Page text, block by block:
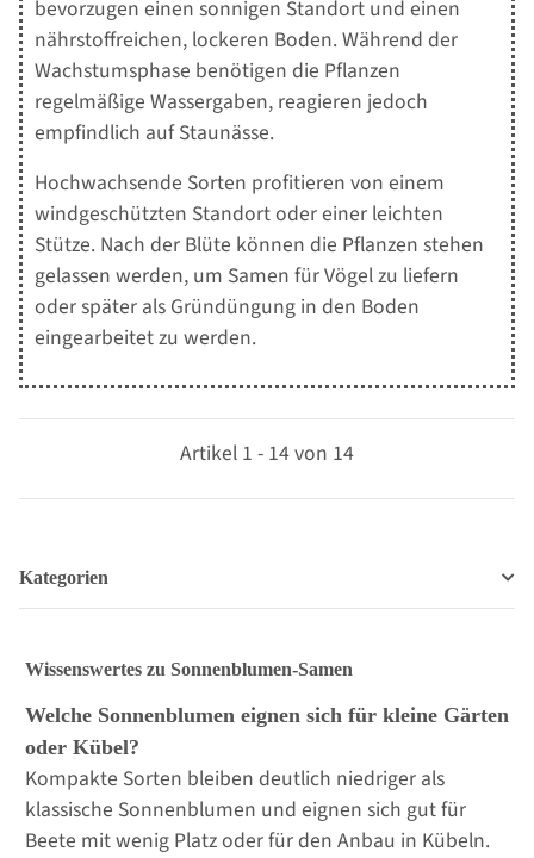
bevorzugen einen sonnigen Standort und einen
nährstoffreichen, lockeren Boden. Während der
Wachstumsphase benötigen die Pflanzen
regelmäßige Wassergaben, reagieren jedoch
empfindlich auf Staunässe.
Hochwachsende Sorten profitieren von einem
windgeschützten Standort oder einer leichten
Stütze. Nach der Blüte können die Pflanzen stehen
gelassen werden, um Samen für Vögel zu liefern
oder später als Gründüngung in den Boden
eingearbeitet zu werden.
Artikel 1 - 14 von 14
Kategorien
Wissenswertes zu Sonnenblumen-Samen
Welche Sonnenblumen eignen sich für kleine Gärten
oder Kübel?
Kompakte Sorten bleiben deutlich niedriger als
klassische Sonnenblumen und eignen sich gut für
Beete mit wenig Platz oder für den Anbau in Kübeln.